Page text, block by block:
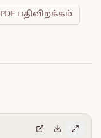
PDF பதிவிறக்கம்